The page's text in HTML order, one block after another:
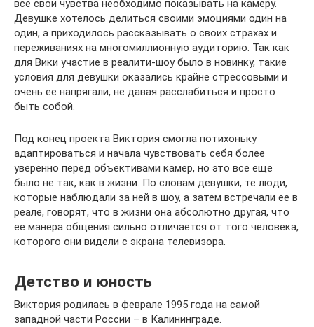
все свои чувства необходимо показывать на камеру.
Девушке хотелось делиться своими эмоциями один на
один, а приходилось рассказывать о своих страхах и
переживаниях на многомиллионную аудиторию. Так как
для Вики участие в реалити-шоу было в новинку, такие
условия для девушки оказались крайне стрессовыми и
очень ее напрягали, не давая расслабиться и просто
быть собой.
Под конец проекта Виктория смогла потихоньку
адаптироваться и начала чувствовать себя более
уверенно перед объективами камер, но это все еще
было не так, как в жизни. По словам девушки, те люди,
которые наблюдали за ней в шоу, а затем встречали ее в
реале, говорят, что в жизни она абсолютно другая, что
ее манера общения сильно отличается от того человека,
которого они видели с экрана телевизора.
Детство и юность
Виктория родилась в феврале 1995 года на самой
западной части России – в Калининграде.